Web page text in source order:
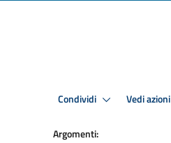
Condividi Vedi azioni
Argomenti: